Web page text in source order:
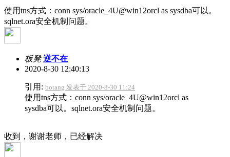
使用tns方式：conn sys/oracle_4U@win12orcl as sysdba可以。
sqlnet.ora安全机制问题。
板凳 逆不在
2020-8-30 12:40:13
引用: botang 发表于 2020-8-30 11:24
使用tns方式：conn sys/oracle_4U@win12orcl as
sysdba可以。sqlnet.ora安全机制问题。
收到，谢谢老师，已经解决